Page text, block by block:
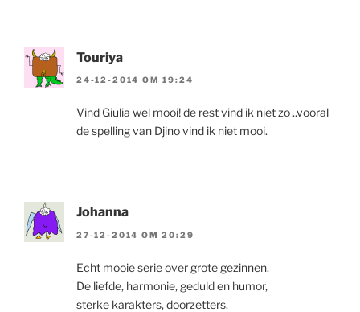
Touriya
24-12-2014 OM 19:24
Vind Giulia wel mooi! de rest vind ik niet zo ..vooral
de spelling van Djino vind ik niet mooi.
Johanna
27-12-2014 OM 20:29
Echt mooie serie over grote gezinnen.
De liefde, harmonie, geduld en humor,
sterke karakters, doorzetters.